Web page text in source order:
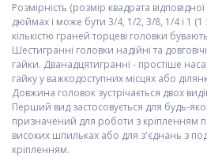
Розмірність (розмір квадрата
дюймах і може бути 3/4, 1/2, 3/8, 1/4 і 1 (1
кількістю граней торцеві головки
Шестигранні головки надійні та
гайки. Дванадцятигранні - простіше
гайку у важкодоступних місцях або
Довжина головок зустрічається двох
Перший вид застосовується для будь-
призначений для роботи з кріпленням
високих шпильках або для з'єднань з
кріпленням.